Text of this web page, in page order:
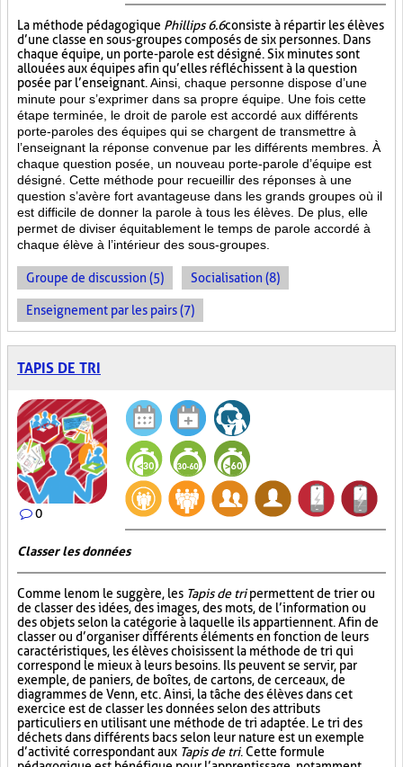
La méthode pédagogique Phillips 6.6consiste à répartir les élèves
d’une classe en sous-groupes composés de six personnes. Dans
chaque équipe, un porte-parole est désigné. Six minutes sont
allouées aux équipes afin qu’elles réfléchissent à la question
posée par l’enseignant. Ainsi, chaque personne dispose d’une
minute pour s’exprimer dans sa propre équipe. Une fois cette
étape terminée, le droit de parole est accordé aux différents
porte-paroles des équipes qui se chargent de transmettre à
l’enseignant la réponse convenue par les différents membres. À
chaque question posée, un nouveau porte-parole d’équipe est
désigné. Cette méthode pour recueillir des réponses à une
question s’avère fort avantageuse dans les grands groupes où il
est difficile de donner la parole à tous les élèves. De plus, elle
permet de diviser équitablement le temps de parole accordé à
chaque élève à l’intérieur des sous-groupes.
Groupe de discussion (5) Socialisation (8)
Enseignement par les pairs (7)
TAPIS DE TRI
0
Classer les données
Comme le nom le suggère, les Tapis de tripermettent de trier ou
de classer des idées, des images, des mots, de l’information ou
des objets selon la catégorie à laquelle ils appartiennent. Afin de
classer ou d’organiser différents éléments en fonction de leurs
caractéristiques, les élèves choisissent la méthode de tri qui
correspond le mieux à leurs besoins. Ils peuvent se servir, par
exemple, de paniers, de boîtes, de cartons, de cerceaux, de
diagrammes de Venn, etc. Ainsi, la tâche des élèves dans cet
exercice est de classer les données selon des attributs
particuliers en utilisant une méthode de tri adaptée. Le tri des
déchets dans différents bacs selon leur nature est un exemple
d’activité correspondant aux Tapis de tri. Cette formule